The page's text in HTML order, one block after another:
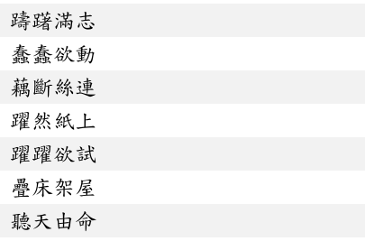
躊躇滿志
蠢蠢欲動
藕斷絲連
躍然紙上
躍躍欲試
疊床架屋
聽天由命